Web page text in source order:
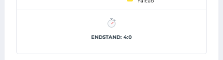
ENDSTAND: 4:0